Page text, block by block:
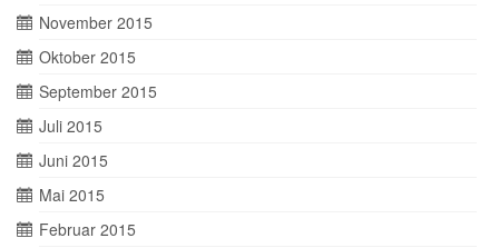
November 2015
Oktober 2015
September 2015
Juli 2015
Juni 2015
Mai 2015
Februar 2015